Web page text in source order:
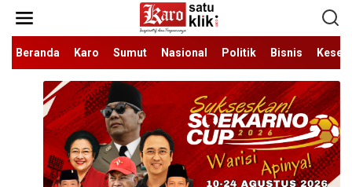
konten
Beranda
Karo Sumut Nasional Politik Bisnis